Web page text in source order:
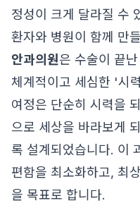
정성이 크게 달라질 수
환자와 병원이 함께 만
안과의원은 수술이 끝
체계적이고 세심한 '시
여정은 단순히 시력을
으로 세상을 바라보게
록 설계되었습니다. 이
편함을 최소화하고, 최
을 목표로 합니다.